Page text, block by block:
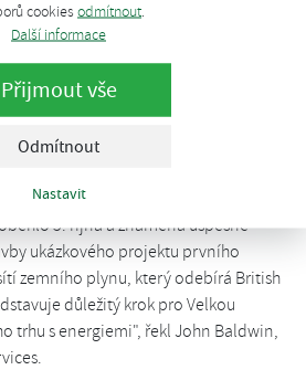
cookies odmítnout.
Další informace
Přijmout vše
Odmítnout
Nastavit
prvního projektu vtláčení upraveného
distribuční sítě zemního plynu.
realizovala projekt na čistírně
Didcot, kde je výroba bioplynu
odpadních vod. Vznikající bioplyn
dodanou firmou Chesterfield Biogas.
obsahující cca 97% metanu. Oficiální
5. října a znamená úspěšné
ukázkového projektu prvního
zemního plynu, který odebírá British
důležitý krok pro Velkou
trhu s energiemi", řekl John Baldwin,